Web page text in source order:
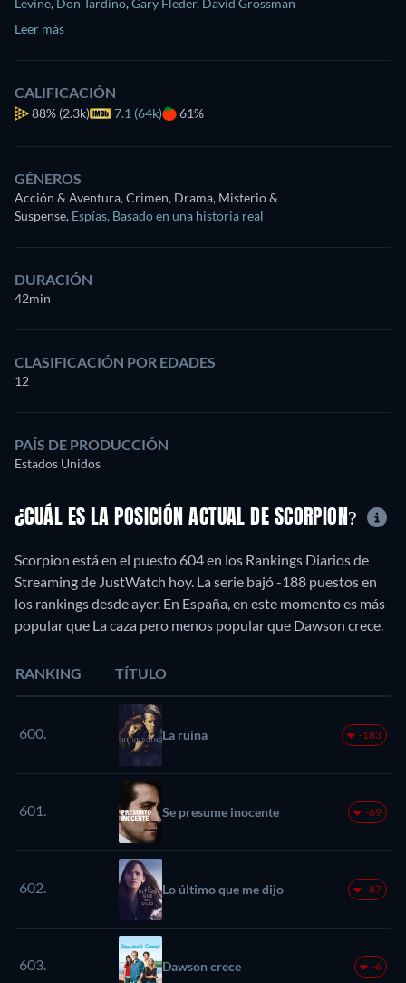
Leer más
CALIFICACIÓN
88% (2.3k) 7.1 (64k) 61%
GÉNEROS
Acción & Aventura, Crimen, Drama, Misterio &
Suspense, Espías, Basado en una historia real
DURACIÓN
42min
CLASIFICACIÓN POR EDADES
12
PAÍS DE PRODUCCIÓN
Estados Unidos
¿CUÁL ES LA POSICIÓN ACTUAL DE SCORPION?
Scorpion está en el puesto 604 en los Rankings Diarios de
Streaming de JustWatch hoy. La serie bajó -188 puestos en
los rankings desde ayer. En España, en este momento es más
popular que La caza pero menos popular que Dawson crece.
RANKING TÍTULO
600. La ruina -183
601. Se presume inocente -69
602. Lo último que me dijo -87
603. Dawson crece -6